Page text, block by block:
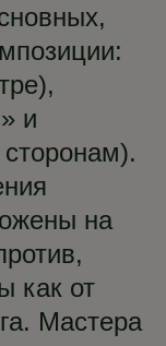
и
на
как от
Мастера